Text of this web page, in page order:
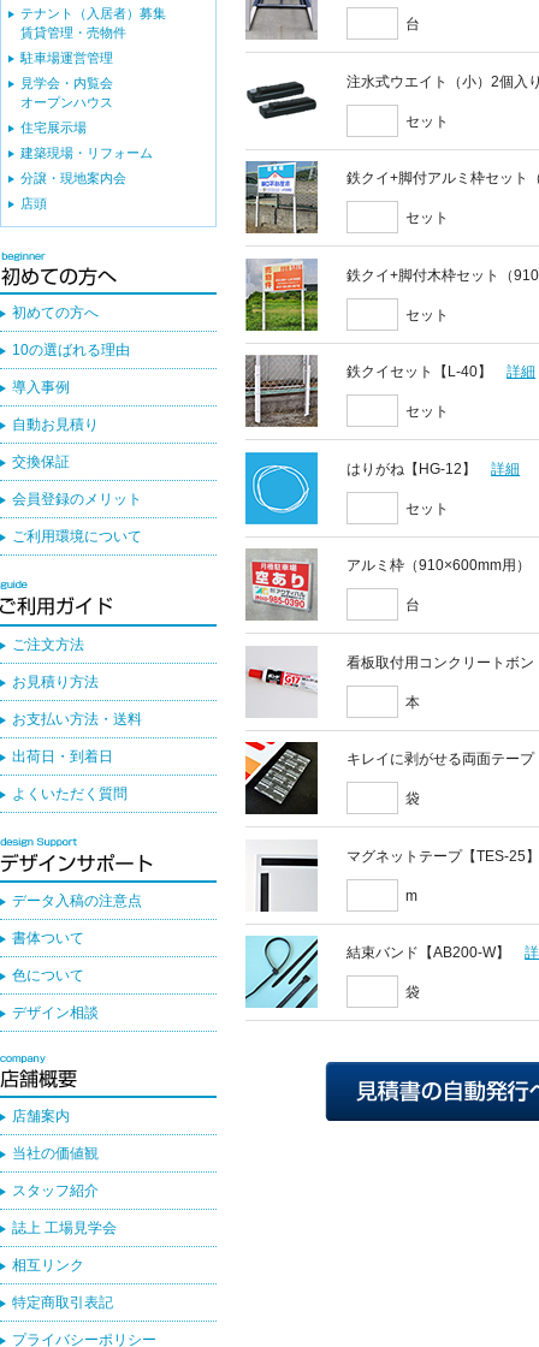
台
注水式ウエイト（小）2個入
セット
鉄クイ+脚付アルミ枠セット
セット
鉄クイ+脚付木枠セット（
セット
鉄クイセット【L-40】 詳細
セット
はりがね【HG-12】 詳細
セット
アルミ枠（910×600mm用）
台
看板取付用コンクリートボン
本
キレイに剥がせる両面テープ
袋
マグネットテープ【TES-25
m
結束バンド【AB200-W】
袋
テナント（入居者）募集
賃貸管理・売物件
駐車場運営管理
見学会・内覧会
オープンハウス
住宅展示場
建築現場・リフォーム
分譲・現地案内会
店頭
初めての方へ
10の選ばれる理由
導入事例
自動お見積り
交換保証
会員登録のメリット
ご利用環境について
ご注文方法
お見積り方法
お支払い方法・送料
出荷日・到着日
よくいただく質問
データ入稿の注意点
書体ついて
色について
デザイン相談
店舗案内
当社の価値観
スタッフ紹介
誌上 工場見学会
相互リンク
特定商取引表記
プライバシーポリシー